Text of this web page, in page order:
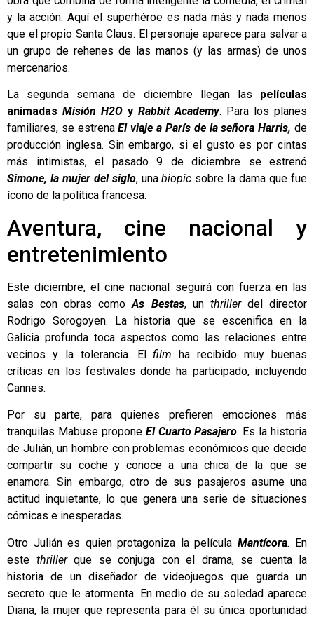
y la acción. Aquí el superhéroe es nada más y nada menos
que el propio Santa Claus. El personaje aparece para salvar a
un grupo de rehenes de las manos (y las armas) de unos
mercenarios.
La segunda semana de diciembre llegan las películas
animadas Misión H2O y Rabbit Academy. Para los planes
familiares, se estrena El viaje a París de la señora Harris, de
producción inglesa. Sin embargo, si el gusto es por cintas
más intimistas, el pasado 9 de diciembre se estrenó
Simone, la mujer del siglo, unabiopic sobre la dama que fue
ícono de la política francesa.
Aventura, cine nacional y
entretenimiento
Este diciembre, el cine nacional seguirá con fuerza en las
salas con obras como As Bestas, un thrillerdel director
Rodrigo Sorogoyen. La historia que se escenifica en la
Galicia profunda toca aspectos como las relaciones entre
vecinos y la tolerancia. Elfilm ha recibido muy buenas
críticas en los festivales donde ha participado, incluyendo
Cannes.
Por su parte, para quienes prefieren emociones más
tranquilas Mabuse propone El Cuarto Pasajero. Es la historia
de Julián, un hombre con problemas económicos que decide
compartir su coche y conoce a una chica de la que se
enamora. Sin embargo, otro de sus pasajeros asume una
actitud inquietante, lo que genera una serie de situaciones
cómicas e inesperadas.
Otro Julián es quien protagoniza la película Mantícora. En
este thrillerque se conjuga con el drama, se cuenta la
historia de un diseñador de videojuegos que guarda un
secreto que le atormenta. En medio de su soledad aparece
Diana, la mujer que representa para él su única oportunidad